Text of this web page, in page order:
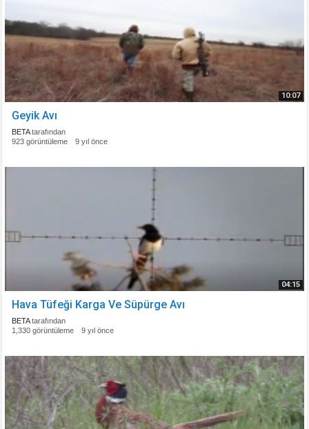
10:07
Geyik Avı
BETAtarafından
923 görüntüleme
9 yıl önce
04:15
Hava Tüfeği Karga Ve Süpürge Avı
BETAtarafından
1,330 görüntüleme
9 yıl önce